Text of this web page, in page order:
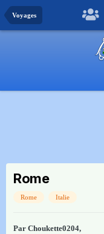
Voyages
Rome
Rome Italie
Par Choukette0204,